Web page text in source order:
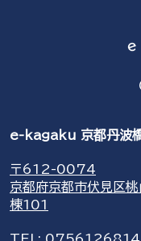
e-kagaku 京都丹波
〒612-0074
京都府京都市伏見区
棟101